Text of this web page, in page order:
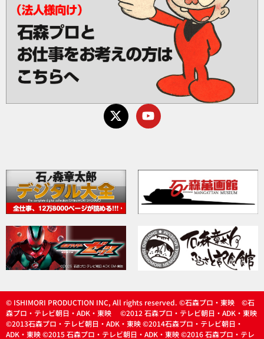
© ISHIMORI PRODUCTION INC, All rights reserved. ©石森プロ・東映 ©石
森プロ・テレビ朝日・ADK・東映 ©2012 石森プロ・テレビ朝日・ADK・東映
©2013石森プロ・テレビ朝日・ADK・東映 ©2014石森プロ・テレビ朝日・
ADK・東映 ©2015 石森プロ・テレビ朝日・ADK・東映 ©2016 石森プロ・テレ